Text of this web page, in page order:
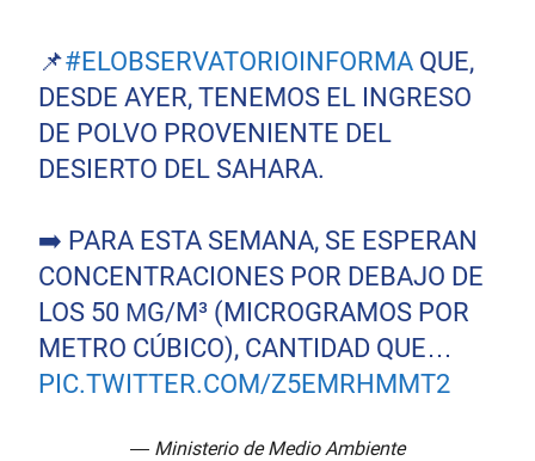
📌#ELOBSERVATORIOINFORMA QUE,
DESDE AYER, TENEMOS EL INGRESO
DE POLVO PROVENIENTE DEL
DESIERTO DEL SAHARA.
➡️ PARA ESTA SEMANA, SE ESPERAN
CONCENTRACIONES POR DEBAJO DE
LOS 50 ΜG/M³ (MICROGRAMOS POR
METRO CÚBICO), CANTIDAD QUE…
PIC.TWITTER.COM/Z5EMRHMMT2
— Ministerio de Medio Ambiente